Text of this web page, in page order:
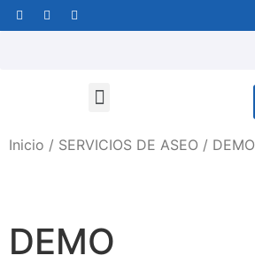
Inicio / SERVICIOS DE ASEO / DEMO
DEMO